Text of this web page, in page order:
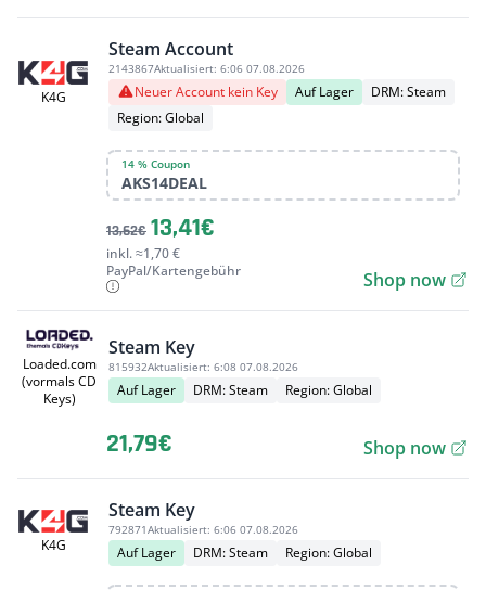
K4G
Steam Account
2143867Aktualisiert: 6:06 07.08.2026
Neuer Account kein Key Auf Lager
DRM: Steam
Region: Global
14 % Coupon
AKS14DEAL
13,62€ 13,41€
inkl. ≈1,70 €
PayPal/Kartengebühr
Shop now
Loaded.com
(vormals CD
Keys)
Steam Key
815932Aktualisiert: 6:08 07.08.2026
Auf Lager DRM: Steam Region: Global
21,79€ Shop now
K4G
Steam Key
792871Aktualisiert: 6:06 07.08.2026
Auf Lager DRM: Steam Region: Global